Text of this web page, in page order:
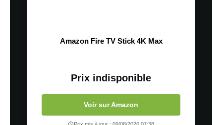
Amazon Fire TV Stick 4K Max
Prix indisponible
Voir sur Amazon
Prix mis à jour : 09/08/2026 07:38